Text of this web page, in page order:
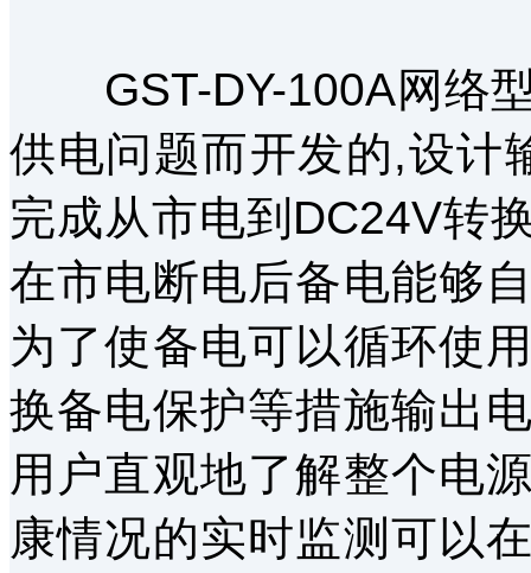
GST-DY-100A网络型
供电问题而开发的,设计
完成从市电到DC24V转
在市电断电后备电能够
为了使备电可以循环使
换备电保护等措施输出
用户直观地了解整个电
康情况的实时监测可以